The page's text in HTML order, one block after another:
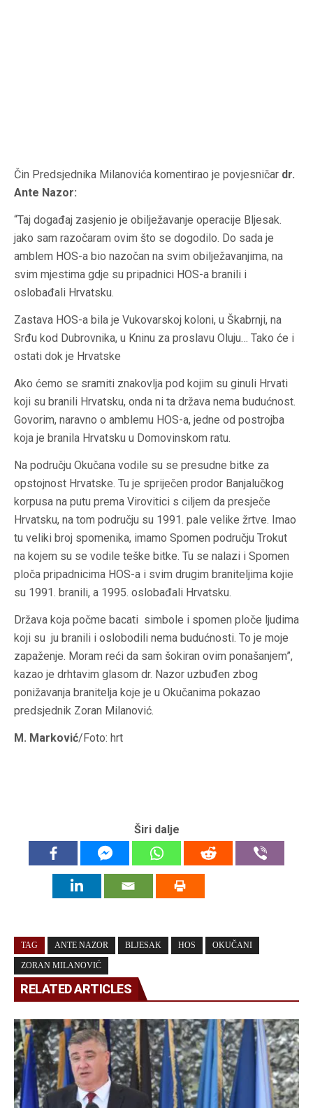
Čin Predsjednika Milanovića komentirao je povjesničar dr.
Ante Nazor:
“Taj događaj zasjenio je obilježavanje operacije Bljesak.
jako sam razočaram ovim što se dogodilo. Do sada je
amblem HOS-a bio nazočan na svim obilježavanjima, na
svim mjestima gdje su pripadnici HOS-a branili i
oslobađali Hrvatsku.
Zastava HOS-a bila je Vukovarskoj koloni, u Škabrnji, na
Srđu kod Dubrovnika, u Kninu za proslavu Oluju… Tako će i
ostati dok je Hrvatske
Ako ćemo se sramiti znakovlja pod kojim su ginuli Hrvati
koji su branili Hrvatsku, onda ni ta država nema budućnost.
Govorim, naravno o amblemu HOS-a, jedne od postrojba
koja je branila Hrvatsku u Domovinskom ratu.
Na području Okučana vodile su se presudne bitke za
opstojnost Hrvatske. Tu je spriječen prodor Banjalučkog
korpusa na putu prema Virovitici s ciljem da presječe
Hrvatsku, na tom području su 1991. pale velike žrtve. Imao
tu veliki broj spomenika, imamo Spomen području Trokut
na kojem su se vodile teške bitke. Tu se nalazi i Spomen
ploča pripadnicima HOS-a i svim drugim braniteljima kojie
su 1991. branili, a 1995. oslobađali Hrvatsku.
Država koja počme bacati simbole i spomen ploče ljudima
koji su ju branili i oslobodili nema budućnosti. To je moje
zapaženje. Moram reći da sam šokiran ovim ponašanjem”,
kazao je drhtavim glasom dr. Nazor uzbuđen zbog
ponižavanja branitelja koje je u Okučanima pokazao
predsjednik Zoran Milanović.
M. Marković/Foto: hrt
Širi dalje
TAG ANTE NAZOR BLJESAK HOS OKUČANI
ZORAN MILANOVIĆ
RELATED ARTICLES